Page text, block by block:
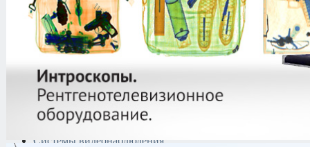
техника
Поисково-досмотровое
оборудование
Средства
документирования и
Металлодетекторы
Полиграфы
Противокражные системы
Рации и Аксессуары
Переговорные устройства
Системы видеонаблюдения